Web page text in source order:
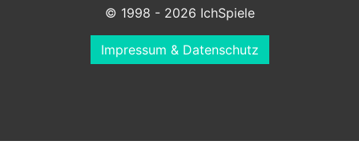
© 1998 - 2026 IchSpiele
Impressum & Datenschutz